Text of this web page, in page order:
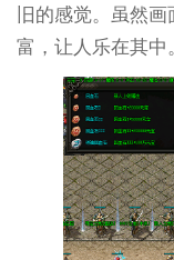
旧的感觉。虽然
富，让人乐在其中